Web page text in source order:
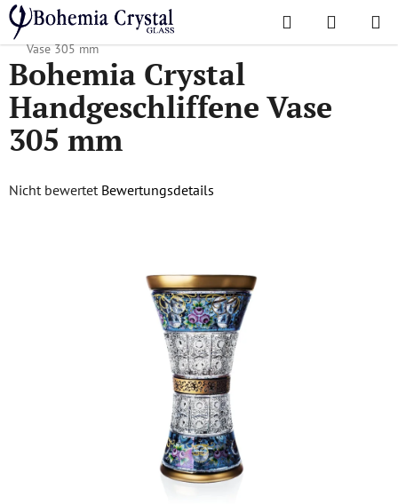
Zum
Inhalt
springen
Suchen
Startseite
/ Ultra-luxury collection /
Bohemia Crystal Handgeschliffene
Vase 305 mm
Bohemia Crystal
Handgeschliffene Vase
305 mm
Die
Nicht bewertet Bewertungsdetails